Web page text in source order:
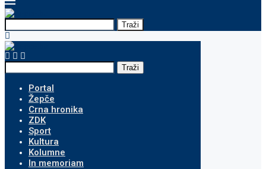
Traži
Traži
Portal
Žepče
Crna hronika
ZDK
Sport
Kultura
Kolumne
In memoriam